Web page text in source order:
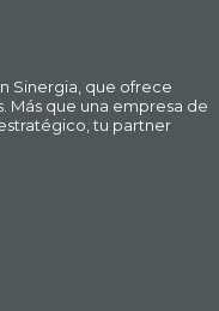
Sinergia, que ofrece
Más que una empresa de
tu partner